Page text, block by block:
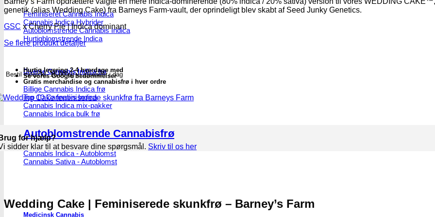
Feminiseret Cannabis Indica
Cannabis Indica Hybrider
Autoblomstrende Cannabis Indica
Hurtigblomstrende Indica
Diverse Cannabis Indica frø
Billige Cannabis Indica frø
Top 10 Cannabis Indica
Cannabis Indica mix-pakker
Cannabis Indica bulk frø
Autoblomstrende Cannabisfrø
Cannabis Indica - Autoblomst
Cannabis Sativa - Autoblomst
Medicinsk Cannabis
skunkfrø
Barney's
Farm
antal
genetik (alias Wedding Cake) fra Barneys Farm-vault, der oprindeligt blev skabt af Seed Junky Genetics.
GSC x Cherry Pie | Indica dominant
Se flere produkt detaljer
Bestil indenkl. 16.00og vi afsender i dag
Hurtig levering 2-4 hverdage med
Se vores Google bedømmelser
Gratis merchandise og cannabisfrø i hver ordre
for hjælp?
sidder klar til at besvare dine spørgsmål. Skriv til os her
Wedding Cake | Feminiserede skunkfrø – Barney’s Farm